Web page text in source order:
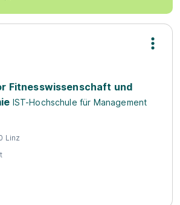
Fitnesswissenschaft und
IST-Hochschule für Management
Linz